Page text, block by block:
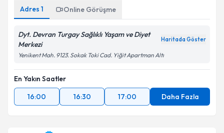
Adres 1 Online Görüşme
Dyt. Devran Turgay Sağlıklı Yaşam ve Diyet
Merkezi
Haritada Göster
Yenikent Mah. 9123. Sokak Toki Cad. Yiğit Apartman Altı
En Yakın Saatler
16:00
16:30 17:00 Daha Fazla